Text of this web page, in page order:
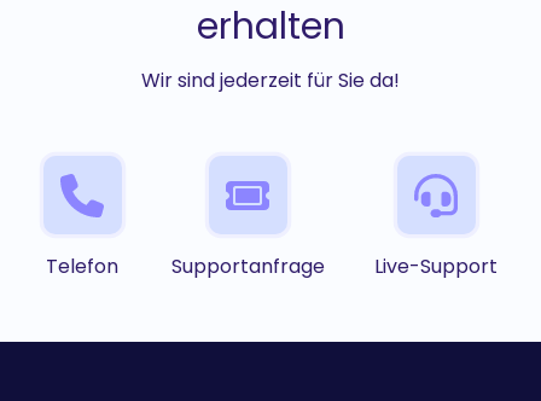
erhalten
Wir sind jederzeit für Sie da!
Telefon Supportanfrage Live-Support